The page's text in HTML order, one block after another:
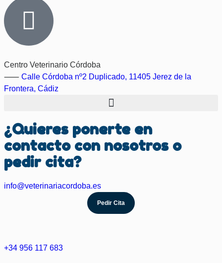
Centro Veterinario Córdoba
⸺ Calle Córdoba nº2 Duplicado, 11405 Jerez de la
Frontera, Cádiz
¿Quieres ponerte en
contacto con nosotros o
pedir cita?
info@veterinariacordoba.es
Pedir Cita
+34 956 117 683